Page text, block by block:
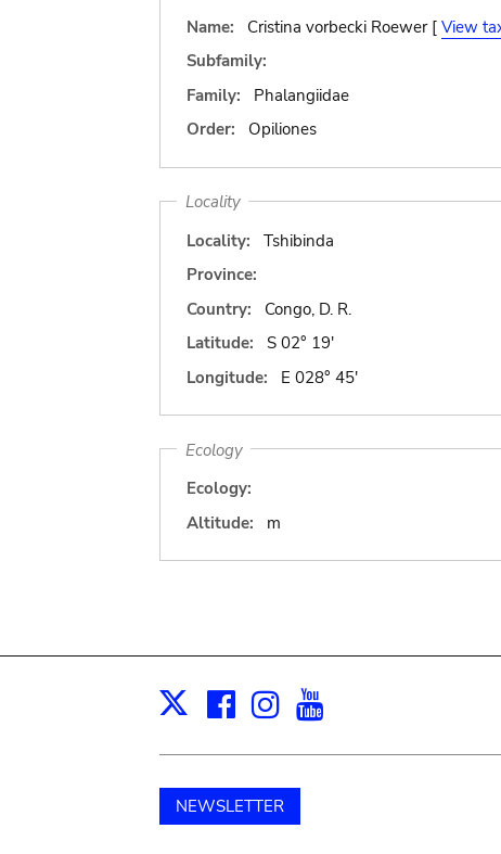
Name:
Cristina vorbecki Roewer [ View
Subfamily:
Family:
Phalangiidae
Order:
Opiliones
Locality
Locality:
Tshibinda
Province:
Country:
Congo, D. R.
Latitude:
S 02° 19'
Longitude:
E 028° 45'
Ecology
Ecology:
Altitude:
m
X Facebook
Instagram
NEWSLETTER